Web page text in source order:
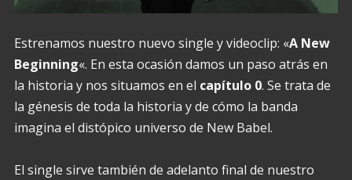
Estrenamos nuestro nuevo single y videoclip: «A New
Beginning«. En esta ocasión damos un paso atrás en
la historia y nos situamos en el capítulo 0. Se trata de
la génesis de toda la historia y de cómo la banda
imagina el distópico universo de New Babel.
El single sirve también de adelanto final de nuestro